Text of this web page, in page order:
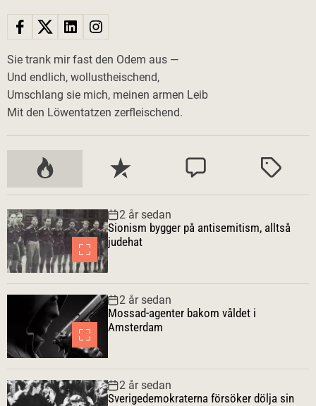
Sie trank mir fast den Odem aus —
Und endlich, wollustheischend,
Umschlang sie mich, meinen armen Leib
Mit den Löwentatzen zerfleischend.
P
u
l
ä
r
a
S
e
a
s
e
a
r
M
t
2 år sedan
Sionism bygger på antisemitism, alltså
judehat
2 år sedan
Mossad-agenter bakom våldet i
Amsterdam
2 år sedan
Sverigedemokraterna försöker dölja sin